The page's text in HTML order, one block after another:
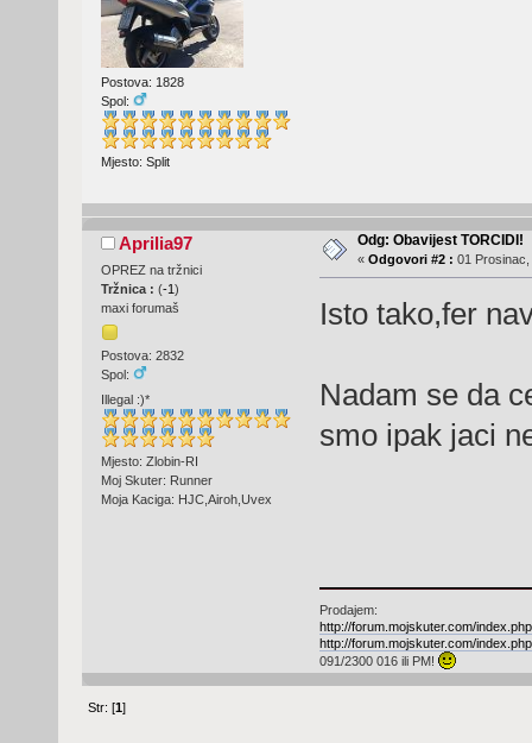
Postova: 1828
Spol:
Mjesto: Split
Aprilia97
OPREZ na tržnici
Tržnica : (-1)
maxi forumaš
Postova: 2832
Spol:
Illegal :)*
Mjesto: Zlobin-RI
Moj Skuter: Runner
Moja Kaciga: HJC,Airoh,Uvex
Odg: Obavijest TORCIDI!
« Odgovori #2 : 01
Isto tako,fer
Nadam se da
smo ipak jaci
Prodajem:
http://forum.mojskuter.com/
http://forum.mojskuter.com/
091/2300 016 ili PM!
Str: [1]